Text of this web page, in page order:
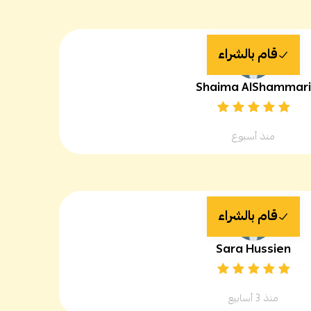
قام بالشراء
Shaima AlShammari
منذ أسبوع
قام بالشراء
Sara Hussien
منذ 3 أسابيع